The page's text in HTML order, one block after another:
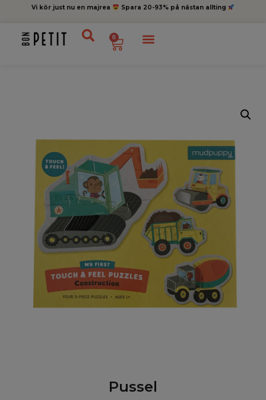
Vi kör just nu en majrea Spara 20-93% på nästan allting
0
Pussel